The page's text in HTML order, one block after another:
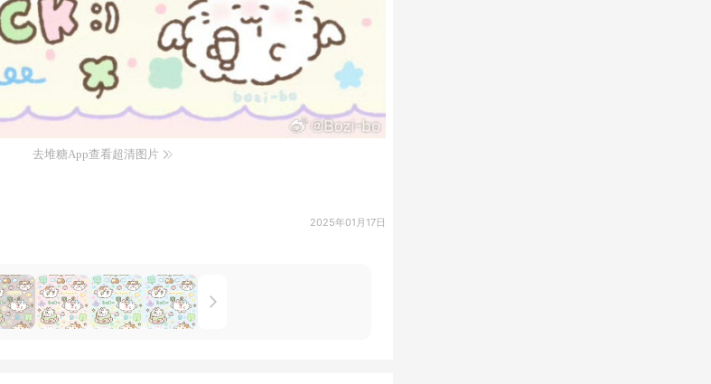
去堆糖App查看超清图片
2025年01月17日